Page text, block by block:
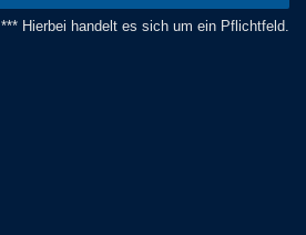
*** Hierbei handelt es sich um ein Pflichtfeld.